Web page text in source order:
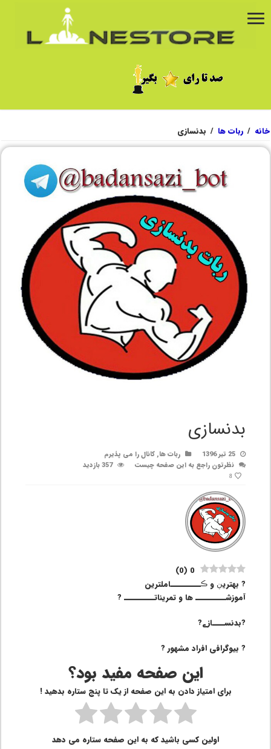
خانه / ربات ها / بدنسازی
بدنسازی
25 تیر 1396 ربات ها,کانال را می پذیرم
نظرتون راجع به این صفحه چیست
357 بازدید
8
0
(
0
)
? بهتریڹ و ڪــــــــــاملترین
آموزشــــــــــ ها و تمریناتــــــــــ ?
?بدنســــازے?
? بیوگرافی افراد مشهور ?
این صفحه مفید بود؟
برای امتیاز دادن به این صفحه از یک تا پنج ستاره بدهید !
اولین کسی باشید که به این صفحه ستاره می دهد